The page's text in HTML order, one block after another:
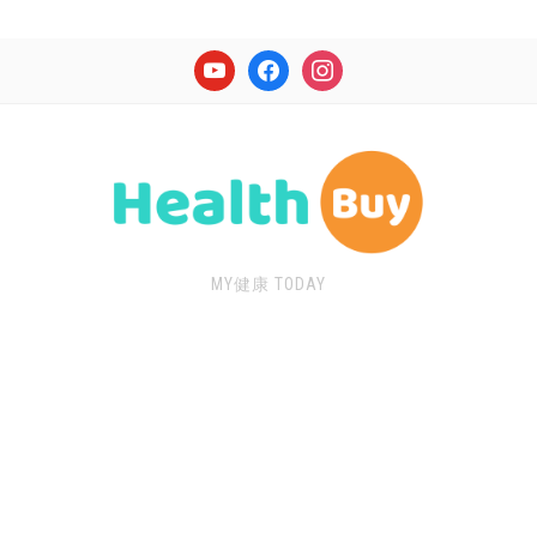
youtube facebookinstagram
MY健康 TODAY